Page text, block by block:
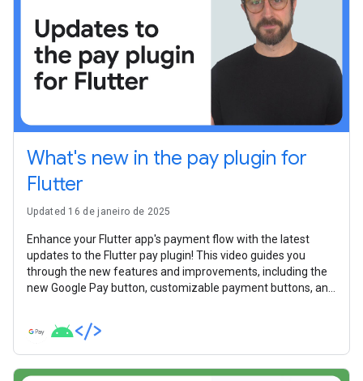
What's new in the pay plugin for
Flutter
Updated 16 de janeiro de 2025
Enhance your Flutter app's payment flow with the latest
updates to the Flutter pay plugin! This video guides you
through the new features and improvements, including the
new Google Pay button, customizable payment buttons, and